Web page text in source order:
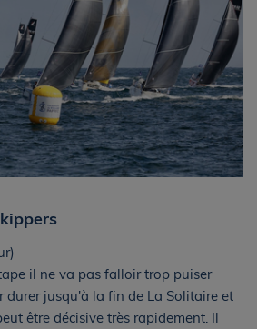
il ne va pas falloir trop puiser
durer jusqu'à la fin de La Solitaire et
être décisive très rapidement. Il